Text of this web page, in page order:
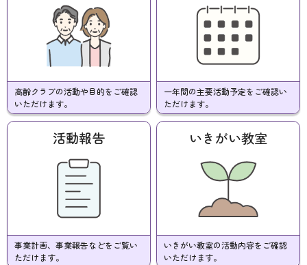
高齢クラブの活動や目的をご確認
いただけます。
一年間の主要活動予定をご確認い
ただけます。
活動報告
事業計画、事業報告などをご覧い
ただけます。
いきがい教室
いきがい教室の活動内容をご確認
いただけます。